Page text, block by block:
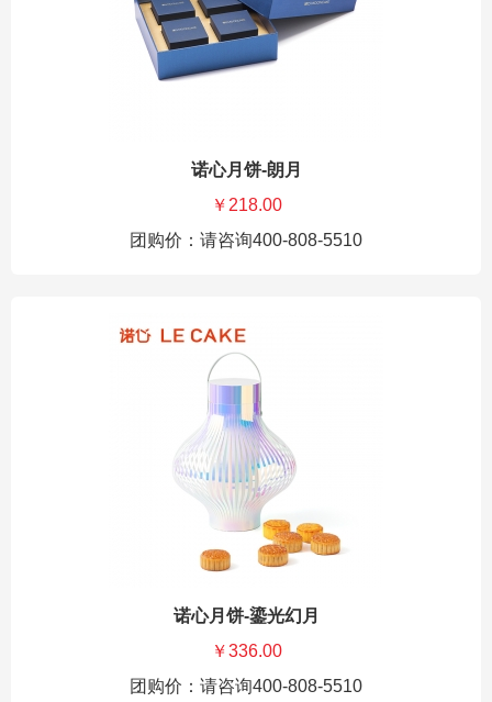
诺心月饼-朗月
￥218.00
团购价：请咨询400-808-5510
诺心月饼-鎏光幻月
￥336.00
团购价：请咨询400-808-5510